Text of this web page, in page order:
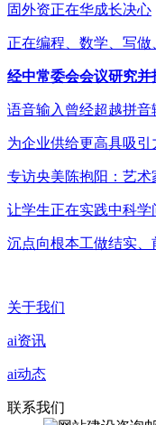
固外资正在华成长决心
正在编程、数学、写
经中常委会会议研究并
语音输入曾经超越拼音
为企业供给更高具吸引
专访央美陈抱阳：艺
让学生正在实践中科学
沉点向根本工做结实
关于我们
ai资讯
ai动态
联系我们